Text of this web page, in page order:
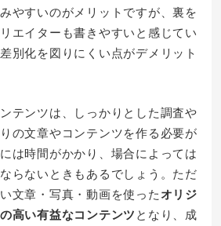
やすいのがメリットですが、裏を
エイターも書きやすいと感じてい
別化を図りにくい点がデメリット
テンツは、しっかりとした調査や
の文章やコンテンツを作る必要が
は時間がかかり、場合によっては
らないときもあるでしょう。ただ
文章・写真・動画を使ったオリジ
高い有益なコンテンツとなり、成